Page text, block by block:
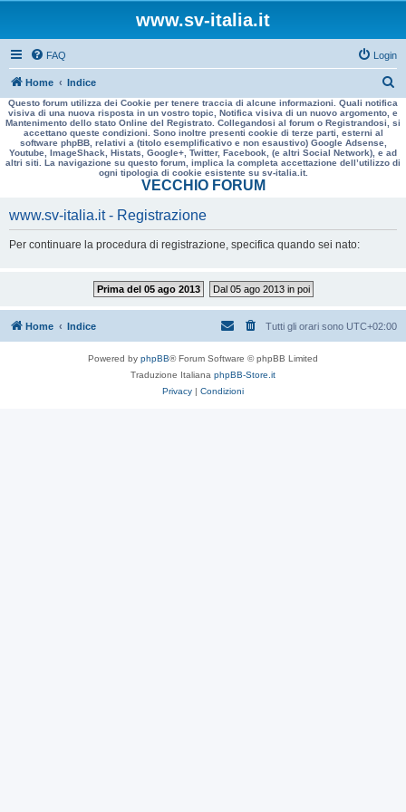
www.sv-italia.it
FAQ Login
Home Indice
e
r
a
Questo forum utilizza dei Cookie per tenere traccia di alcune informazioni. Quali notifica
visiva di una nuova risposta in un vostro topic, Notifica visiva di un nuovo argomento, e
Mantenimento dello stato Online del Registrato. Collegandosi al forum o Registrandosi, si
accettano queste condizioni. Sono inoltre presenti cookie di terze parti, esterni al
software phpBB, relativi a (titolo esemplificativo e non esaustivo) Google Adsense,
Youtube, ImageShack, Histats, Google+, Twitter, Facebook, (e altri Social Network), e ad
altri siti. La navigazione su questo forum, implica la completa accettazione dell’utilizzo di
ogni tipologia di cookie esistente su sv-italia.it.
VECCHIO FORUM
www.sv-italia.it - Registrazione
Per continuare la procedura di registrazione, specifica quando sei nato:
Prima del 05 ago 2013 Dal 05 ago 2013 in poi
Home Indice Tutti gli orari sono UTC+02:00
Powered by phpBB® Forum Software © phpBB Limited
Traduzione Italiana phpBB-Store.it
Privacy | Condizioni